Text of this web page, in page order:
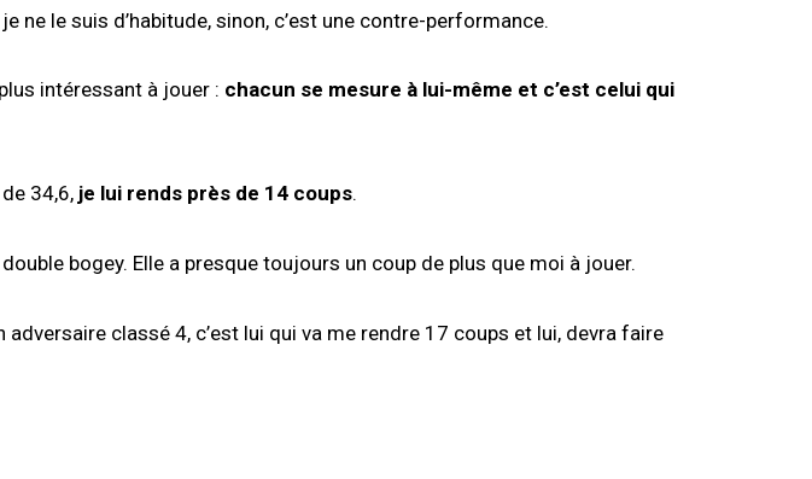
ne le suis d’habitude, sinon, c’est une contre-performance.
intéressant à jouer : chacun se mesure à lui-même et c’est celui qui
34,6, je lui rends près de 14 coups.
bogey. Elle a presque toujours un coup de plus que moi à jouer.
classé 4, c’est lui qui va me rendre 17 coups et lui, devra faire